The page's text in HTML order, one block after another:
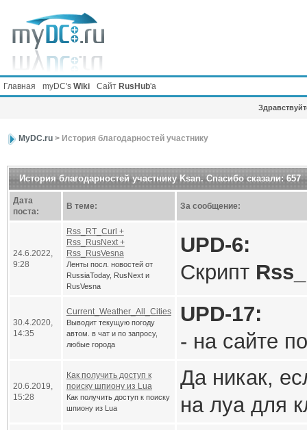
Главная myDC's Wiki Сайт RusHub'а
MyDC.ru> История благодарностей участнику
История благодарностей участнику Ksan. Спасибо сказали: 657
Дата
поста:
В теме: За сообщение:
24.6.2022,
9:28
Rss_RT_Curl +
Rss_RusNext +
Rss_RusVesna
Ленты посл. новостей от
RussiaToday, RusNext и
RusVesna
UPD-6:
Скрипт
доходили
добрался,
Curlна
последних
30.4.2020,
14:35
Current_Weather_All_Cities
Выводит текущую погоду
автом. в чат и по запросу,
любые города
UPD-17:
- на сайте
страницы
пришлось
(правда,
20.6.2019,
15:28
Как получить доступ к
поиску шпиону из Lua
Как получить доступ к поиску
шпиону из Lua
Да никак,
на луа для